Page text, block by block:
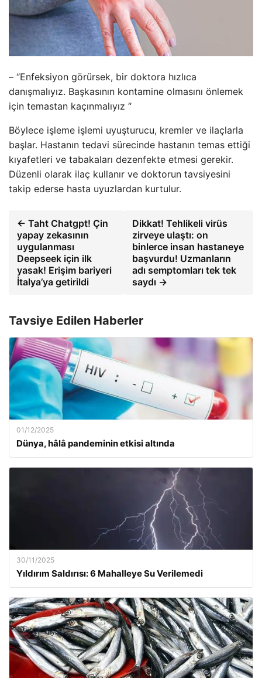
– “Enfeksiyon görürsek, bir doktora hızlıca
danışmalıyız. Başkasının kontamine olmasını önlemek
için temastan kaçınmalıyız “
Böylece işleme işlemi uyuşturucu, kremler ve ilaçlarla
başlar. Hastanın tedavi sürecinde hastanın temas ettiği
kıyafetleri ve tabakaları dezenfekte etmesi gerekir.
Düzenli olarak ilaç kullanır ve doktorun tavsiyesini
takip ederse hasta uyuzlardan kurtulur.
← Taht Chatgpt! Çin
yapay zekasının
uygulanması
Deepseek için ilk
yasak! Erişim bariyeri
İtalya’ya getirildi
Dikkat! Tehlikeli virüs
zirveye ulaştı: on
binlerce insan hastaneye
başvurdu! Uzmanların
adı semptomları tek tek
saydı →
Tavsiye Edilen Haberler
01/12/2025
Dünya, hâlâ pandeminin etkisi altında
30/11/2025
Yıldırım Saldırısı: 6 Mahalleye Su Verilemedi